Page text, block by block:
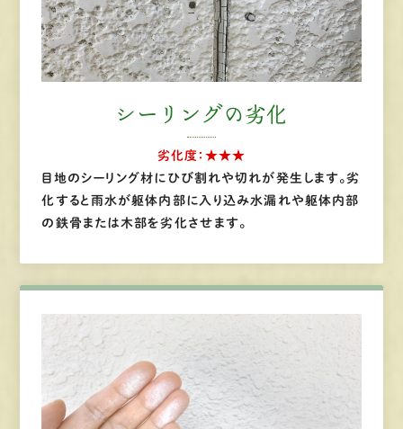
シーリングの劣化
劣化度：★★★
目地のシーリング材にひび割れや切れが発生します。劣
化すると雨水が躯体内部に入り込み水漏れや躯体内部
の鉄骨または木部を劣化させます。